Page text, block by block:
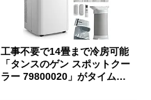
工事不要で14畳まで冷房可能
「タンスのゲン スポットクー
ラー 79800020」がタイムセ